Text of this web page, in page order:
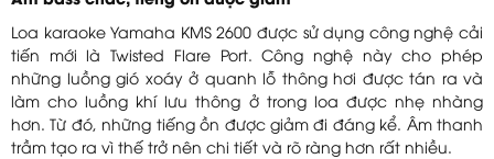
Loa karaoke Yamaha KMS 2600 được sử dụng công nghệ cải
tiến mới là Twisted Flare Port. Công nghệ này cho phép
những luồng gió xoáy ở quanh lỗ thông hơi được tán ra và
làm cho luồng khí lưu thông ở trong loa được nhẹ nhàng
hơn. Từ đó, những tiếng ồn được giảm đi đáng kể. Âm thanh
trầm tạo ra vì thế trở nên chi tiết và rõ ràng hơn rất nhiều.